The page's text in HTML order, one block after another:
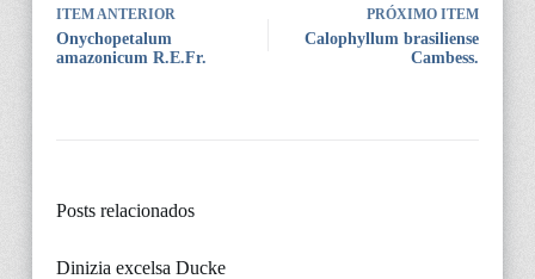
ITEM ANTERIOR
Onychopetalum
amazonicum R.E.Fr.
PRÓXIMO ITEM
Calophyllum brasiliense
Cambess.
Posts relacionados
Dinizia excelsa Ducke